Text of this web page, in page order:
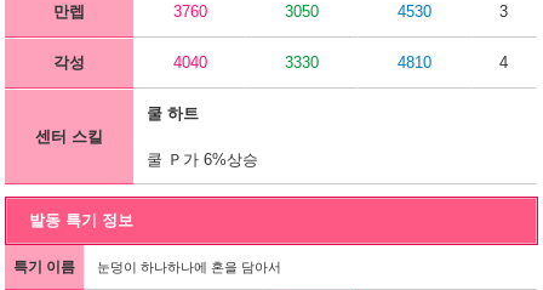
만렙 3760 3050 4530 3
각성 4040 3330 4810 4
센터 스킬
쿨 하트
쿨 Ｐ가 6%상승
발동 특기 정보
특기 이름 눈덩이 하나하나에 혼을 담아서